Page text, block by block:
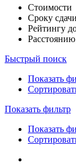
Стоимости
Сроку сдачи
Рейтингу
Быстрый поиск
Показать
Показать фильтр
Показать